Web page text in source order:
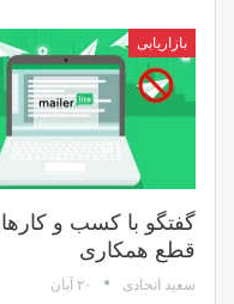
بازاریابی
گفتگو با کسب و کارهای
قطع همکاری
سعید اتحادی ۲۰ آبان